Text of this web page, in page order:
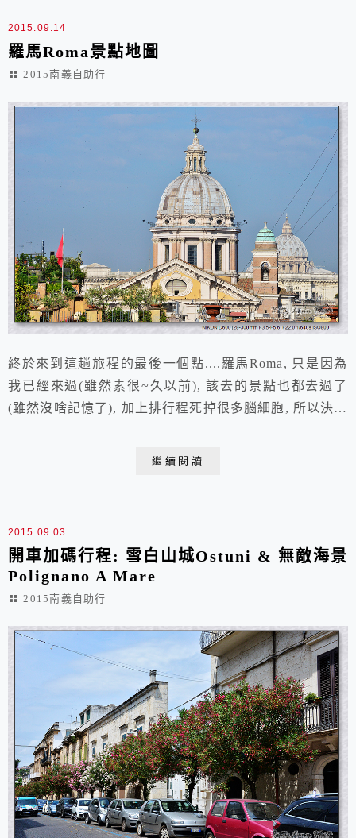
2015.09.14
羅馬Roma景點地圖
2015南義自助行
終於來到這趟旅程的最後一個點....羅馬Roma, 只是因為
我已經來過(雖然素很~久以前), 該去的景點也都去過了
(雖然沒啥記憶了), 加上排行程死掉很多腦細胞, 所以決定
繼續閱讀
2015.09.03
開車加碼行程: 雪白山城Ostuni & 無敵海景
Polignano A Mare
2015南義自助行